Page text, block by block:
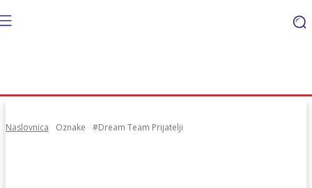
Naslovnica Oznake #Dream Team Prijatelji